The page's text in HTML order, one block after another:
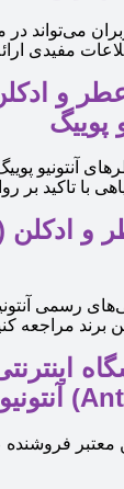
می‌تواند
مفیدی
آنتونیو
با تاکید بر
رسمی
مراجعه
معتبر فروشنده